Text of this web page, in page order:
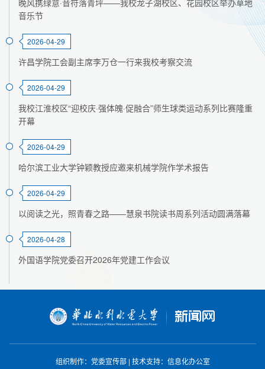
音乐节
2026-04-29
许昌学院工会副主席李万仓一行来我校考察交流
2026-04-29
我校江淮校区“迎校庆·强体魄·促融合”师生球类运动系列比赛隆重
开幕
2026-04-29
哈尔滨工业大学钟颖教授应邀来机械学院作学术报告
2026-04-29
以阅读之光，照青春之路——慧泉书院读书周系列活动圆满落幕
2026-04-28
外国语学院党委召开2026年党建工作会议
组织制作：党委宣传部 | 技术支持：信息化办公室